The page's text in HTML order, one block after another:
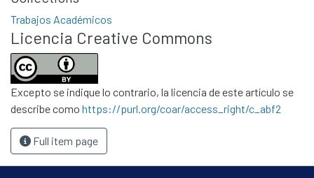
Communities & Collections
All of DSpace
Statistics
Contacto
Políticas
Trabajos Académicos
Licencia Creative Commons
Excepto se indique lo contrario, la licencia de este artículo se
describe como https://purl.org/coar/access_right/c_abf2
Full item page